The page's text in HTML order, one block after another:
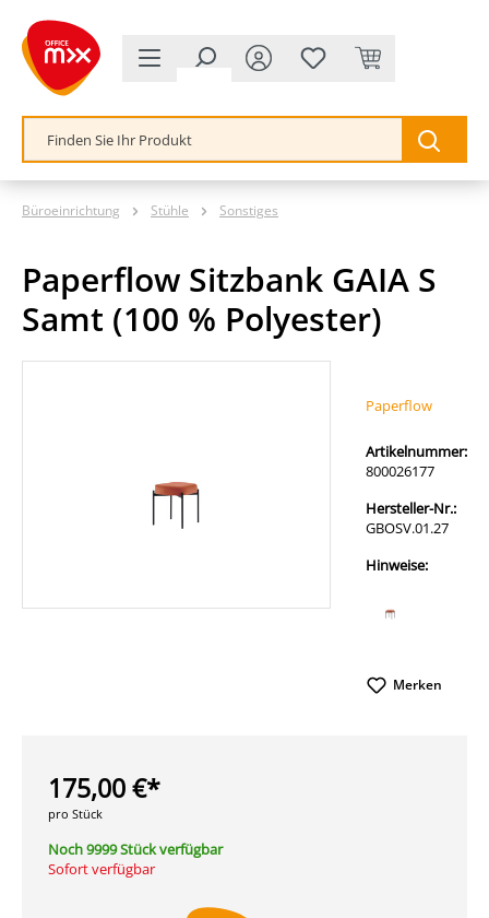
springen
Büroeinrichtung Stühle Sonstiges
Paperflow Sitzbank GAIA S
Samt (100 % Polyester)
Paperflow
Artikelnummer:
800026177
Hersteller-Nr.:
GBOSV.01.27
Hinweise:
Merken
175,00 €*
pro Stück
Noch 9999 Stück verfügbar
Sofort verfügbar